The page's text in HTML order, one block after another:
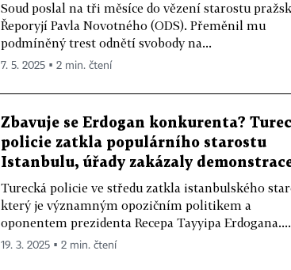
Soud poslal na tři měsíce do vězení starostu
Řeporyjí Pavla Novotného (ODS). Přeměnil mu
podmíněný trest odnětí svobody na...
7. 5. 2025 ▪ 2 min. čtení
Zbavuje se Erdogan konkurenta?
policie zatkla populárního starostu
Istanbulu, úřady zakázaly
Turecká policie ve středu zatkla istanbulského
který je významným opozičním politikem a
oponentem prezidenta Recepa Tayyipa Erdogana....
19. 3. 2025 ▪ 2 min. čtení